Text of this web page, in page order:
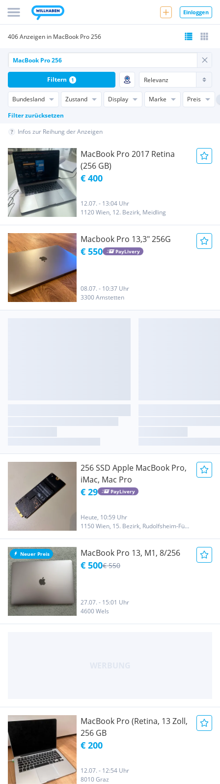
Einloggen
406 Anzeigen in MacBook Pro 256
Bundesland Zustand Display Marke
Preis
Filter zurücksetzen
Filtern 1
Infos zur Reihung der Anzeigen
MacBook Pro 2017 Retina
(256 GB)
€ 400
12.07. - 13:04 Uhr
1120 Wien, 12. Bezirk, Meidling
Macbook Pro 13,3" 256G
€ 550 PayLivery
08.07. - 10:37 Uhr
3300 Amstetten
256 SSD Apple MacBook Pro,
iMac, Mac Pro
€ 29 PayLivery
Heute, 10:59 Uhr
1150 Wien, 15. Bezirk, Rudolfsheim-Fünfhaus
Neuer Preis MacBook Pro 13, M1, 8/256
€ 500€ 550
27.07. - 15:01 Uhr
4600 Wels
MacBook Pro (Retina, 13 Zoll,
256 GB
€ 200
12.07. - 12:54 Uhr
8010 Graz